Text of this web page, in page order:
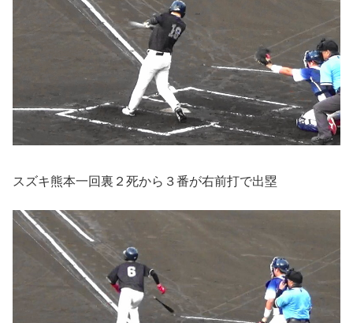
スズキ熊本一回裏２死から３番が右前打で出塁